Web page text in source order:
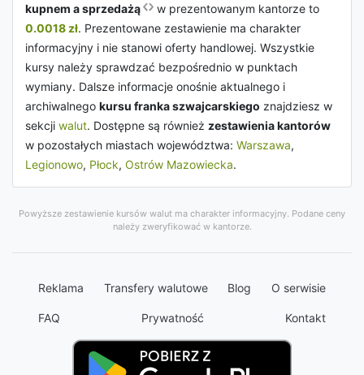
kupnem a sprzedażą
w prezentowanym kantorze to
0.0018 zł. Prezentowane zestawienie ma charakter
informacyjny i nie stanowi oferty handlowej. Wszystkie
kursy należy sprawdzać bezpośrednio w punktach
wymiany. Dalsze informacje onośnie aktualnego i
archiwalnego kursu franka szwajcarskiego znajdziesz w
sekcji walut. Dostępne są również zestawienia kantorów
w pozostałych miastach województwa: Warszawa,
Legionowo, Płock, Ostrów Mazowiecka.
Powyższe zestawienie kursów walut ma charakter informacyjny. Podane ceny
należy zweryfikować w kantorze.
Reklama Transfery walutowe Blog O serwisie
FAQ Prywatność Kontakt